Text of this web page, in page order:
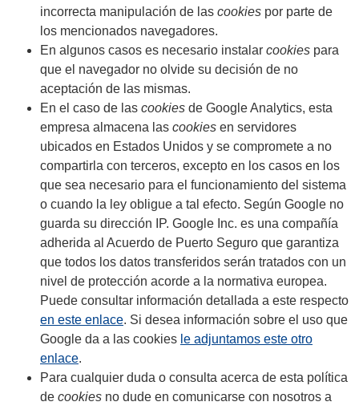
incorrecta manipulación de las cookies por parte de
los mencionados navegadores.
En algunos casos es necesario instalar cookies para
que el navegador no olvide su decisión de no
aceptación de las mismas.
En el caso de las cookies de Google Analytics, esta
empresa almacena las cookies en servidores
ubicados en Estados Unidos y se compromete a no
compartirla con terceros, excepto en los casos en los
que sea necesario para el funcionamiento del sistema
o cuando la ley obligue a tal efecto. Según Google no
guarda su dirección IP. Google Inc. es una compañía
adherida al Acuerdo de Puerto Seguro que garantiza
que todos los datos transferidos serán tratados con un
nivel de protección acorde a la normativa europea.
Puede consultar información detallada a este respecto
en este enlace. Si desea información sobre el uso que
Google da a las cookies le adjuntamos este otro
enlace.
Para cualquier duda o consulta acerca de esta política
de cookies no dude en comunicarse con nosotros a